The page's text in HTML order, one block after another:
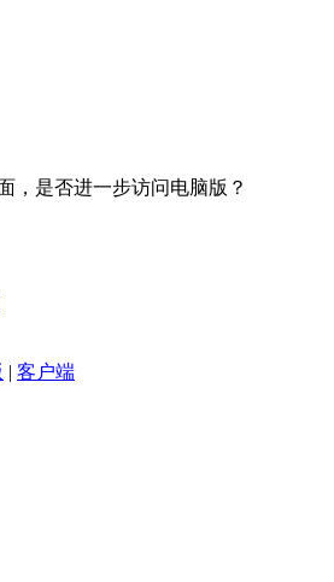
，是否进一步访问电脑版？
| 客户端